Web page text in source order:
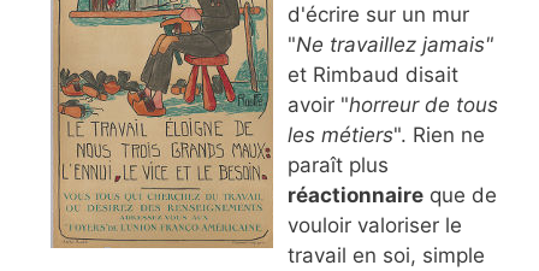
d'écrire sur un mur
"Ne travaillez jamais"
et Rimbaud disait
avoir "horreur de tous
les métiers". Rien ne
paraît plus
réactionnaire que de
vouloir valoriser le
travail en soi, simple